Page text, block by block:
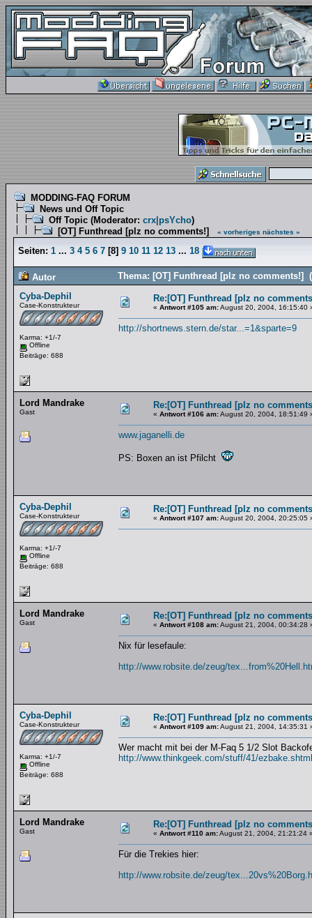
MODDING-FAQ FORUM
News und Off Topic
Off Topic (Moderator: crx|psYcho)
[OT] Funthread [plz no comments!]
« vorheriges nächstes »
Seiten: 1 ... 3 4 5 6 7 [8] 9 10 11 12 13 ... 18
Autor
Thema: [OT] Funthread [plz no comments!]
Cyba-Dephil
Case-Konstrukteur
Karma: +1/-7
Offline
Beiträge: 688
Re:[OT] Funthread [plz no
« Antwort #105 am:August 20, 2004, 16:15:40
http://shortnews.stern.de/star...=1&sparte=9
Lord Mandrake
Gast
Re:[OT] Funthread [plz no
« Antwort #106 am:August 20, 2004, 18:51:49
www.jaganelli.de
PS: Boxen an ist Pfilcht
Cyba-Dephil
Case-Konstrukteur
Karma: +1/-7
Offline
Beiträge: 688
Re:[OT] Funthread [plz no
« Antwort #107 am:August 20, 2004, 20:25:05
Lord Mandrake
Gast
Re:[OT] Funthread [plz no
« Antwort #108 am:August 21, 2004, 00:34:28
Nix für lesefaule:
http://www.robsite.de/zeug/
Cyba-Dephil
Case-Konstrukteur
Karma: +1/-7
Offline
Beiträge: 688
Re:[OT] Funthread [plz no
« Antwort #109 am:August 21, 2004, 14:35:31
Wer macht mit bei der M-Faq 5 1/2 Slot
http://www.thinkgeek.com/stuff/41/ezbake.shtml
Lord Mandrake
Gast
Re:[OT] Funthread [plz no
« Antwort #110 am:August 21, 2004, 21:21:24
Für die Trekies hier:
http://www.robsite.de/zeug/